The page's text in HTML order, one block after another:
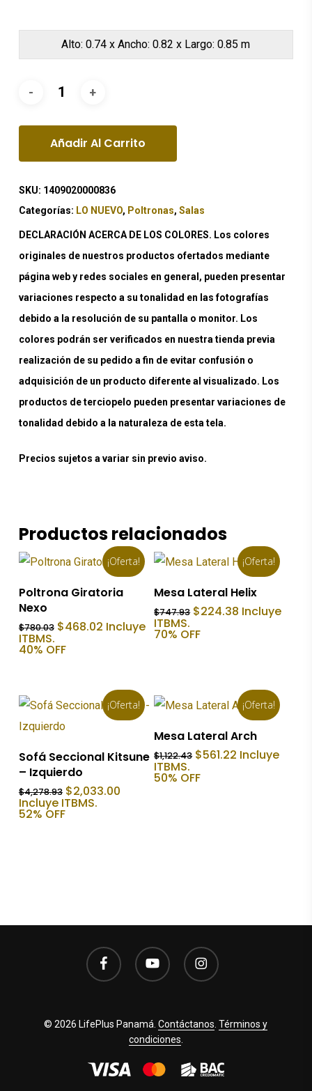
Alto: 0.74 x Ancho: 0.82 x Largo: 0.85 m
Añadir Al Carrito
SKU: 1409020000836
Categorías: LO NUEVO, Poltronas, Salas
DECLARACIÓN ACERCA DE LOS COLORES. Los colores
originales de nuestros productos ofertados mediante
página web y redes sociales en general, pueden presentar
variaciones respecto a su tonalidad en las fotografías
debido a la resolución de su pantalla o monitor. Los
colores podrán ser verificados en nuestra tienda previa
realización de su pedido a fin de evitar confusión o
adquisición de un producto diferente al visualizado. Los
productos de terciopelo pueden presentar variaciones de
tonalidad debido a la naturaleza de esta tela.
Precios sujetos a variar sin previo aviso.
Productos relacionados
¡Oferta!
Añadir Al Carrito
Poltrona Giratoria
Nexo
$780.03 El
original
$468.02El
precio
Incluye
ITBMS.
40% OFF
¡Oferta!
Añadir Al Carrito
Mesa Lateral Helix
$747.93 El
original
$224.38 El
precio
Incluye
ITBMS.
70% OFF
¡Oferta!
Añadir Al Carrito
Sofá Seccional Kitsune
– Izquierdo
$4,278.93 El
precio
original
$2,033.00El
Incluye ITBMS.
52% OFF
¡Oferta!
Añadir Al Carrito
Mesa Lateral Arch
$1,122.43 El
original
$561.22 El
precio
Incluye
ITBMS.
50% OFF
facebook youtube instagram
© 2026 LifePlus Panamá.Contáctanos .Términos y
condiciones